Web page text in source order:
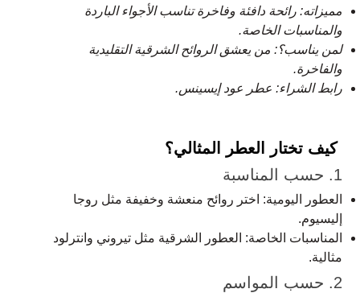
مميزاته: رائحة دافئة وفاخرة تناسب الأجواء الباردة
والمناسبات الخاصة.
لمن يناسب؟: من يعشق الروائح الشرقية التقليدية
والفاخرة.
رابط الشراء: عطر عود إيسينس.
كيف تختار العطر المثالي؟
1. حسب المناسبة
العطور اليومية: اختر روائح منعشة وخفيفة مثل روجا
إليسيوم.
المناسبات الخاصة: العطور الشرقية مثل تيروني وانترلود
مثالية.
2. حسب المواسم